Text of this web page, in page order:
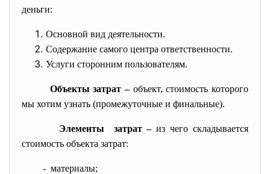
деньги:
Основной вид деятельности.
Содержание самого центра ответственности.
Услуги сторонним пользователям.
Объекты затрат –объект, стоимость которого
мы хотим узнать (промежуточные и финальные).
Элементы затрат –из чего складывается
стоимость объекта затрат:
- материалы;